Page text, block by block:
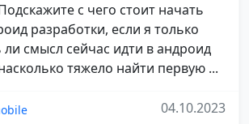
с чего стоит начать
разработки, если я только
ли смысл сейчас идти в андроид
тяжело найти первую ...
04.10.2023